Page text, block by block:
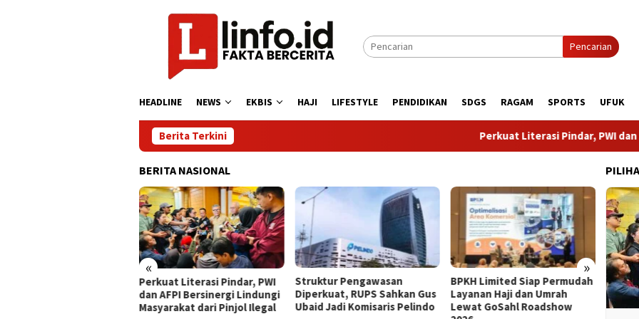
Pencarian
HEADLINE NEWS EKBIS HAJI LIFESTYLE PENDIDIKAN SDGS RAGAM SPORTS UFUK
Berita Terkini Perkuat Literasi Pindar, PWI dan AFPI
BERITA NASIONAL
« »
Perkuat Literasi Pindar, PWI
dan AFPI Bersinergi Lindungi
Masyarakat dari Pinjol Ilegal
​Struktur Pengawasan
Diperkuat, RUPS Sahkan Gus
Ubaid Jadi Komisaris Pelindo
BPKH Limited Siap Permudah
Layanan Haji dan Umrah
Lewat GoSahl Roadshow
​8